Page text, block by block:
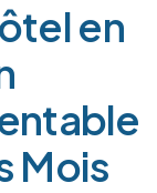
en
Mois